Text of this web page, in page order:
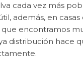
cada vez más
además, en casas
encontramos
distribución hace